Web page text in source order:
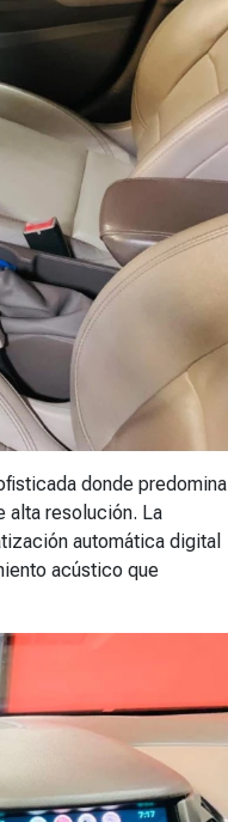
donde predomina
alta resolución. La
automática digital
acústico que